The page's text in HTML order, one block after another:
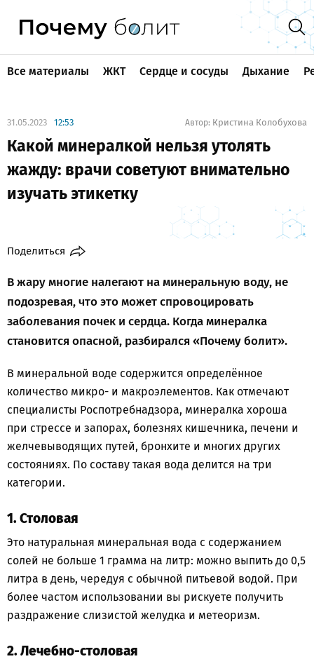
Все материалы ЖКТ Сердце и сосуды Дыхание
31.05.2023 12:53 Автор: Кристина Колобухова
Какой минералкой нельзя утолять
жажду: врачи советуют внимательно
изучать этикетку
Поделиться
В жару многие налегают на минеральную воду, не
подозревая, что это может спровоцировать
заболевания почек и сердца. Когда минералка
становится опасной, разбирался «Почему болит».
В минеральной воде содержится определённое
количество микро- и макроэлементов. Как отмечают
специалисты Роспотребнадзора, минералка хороша
при стрессе и запорах, болезнях кишечника, печени и
желчевыводящих путей, бронхите и многих других
состояниях. По составу такая вода делится на три
категории.
1. Столовая
Это натуральная минеральная вода с содержанием
солей не больше 1 грамма на литр: можно выпить до 0,5
литра в день, чередуя с обычной питьевой водой. При
более частом использовании вы рискуете получить
раздражение слизистой желудка и метеоризм.
2. Лечебно-столовая